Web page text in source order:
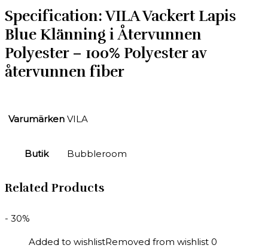
Specification:VILA Vackert Lapis
Blue Klänning i Återvunnen
Polyester – 100% Polyester av
återvunnen fiber
Varumärken VILA
Butik Bubbleroom
Related Products
- 30%
Added to wishlistRemoved from wishlist 0